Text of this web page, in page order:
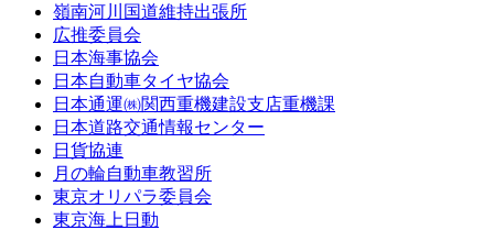
嶺南河川国道維持出張所
広推委員会
日本海事協会
日本自動車タイヤ協会
日本通運㈱関西重機建設支店重機課
日本道路交通情報センター
日貨協連
月の輪自動車教習所
東京オリパラ委員会
東京海上日動